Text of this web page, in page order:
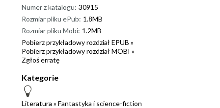
Numer z katalogu: 30915
Rozmiar pliku ePub: 1.8MB
Rozmiar pliku Mobi: 1.2MB
Pobierz przykładowy rozdział EPUB »
Pobierz przykładowy rozdział MOBI »
Zgłoś erratę
Kategorie
Literatura » Fantastyka i science-fiction